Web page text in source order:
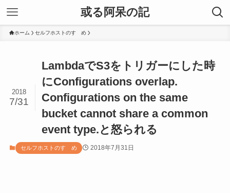
或る阿呆の記
ホーム セルフホストのすゝめ
LambdaでS3をトリガーにした時
にConfigurations overlap.
Configurations on the same
bucket cannot share a common
event type.と怒られる
2018
7/31
セルフホストのすゝめ 2018年7月31日